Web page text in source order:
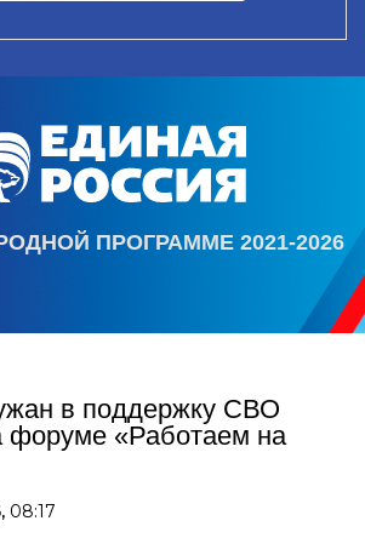
ПРОГРАММЕ 2021-2026
в поддержку СВО
форуме «Работаем на
08:17